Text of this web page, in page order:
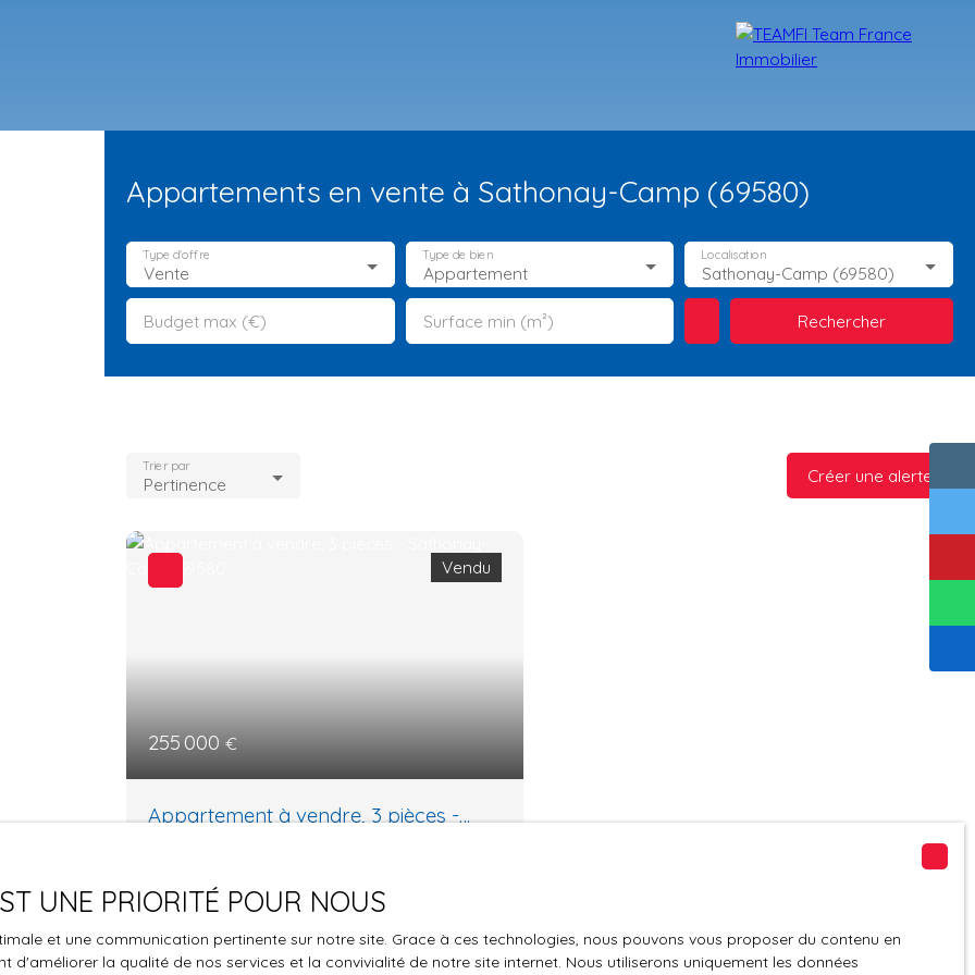
ESTIMATION VENDRE LA TEAM RECRUTEMENT TÉMOIGNAGES NOS FORMATIONS BLOG CONTACT
Appartements en vente à Sathonay-Camp (69580)
Vente
Type d'offre
Appartement
Type de bien
Sathonay-Camp (69580)
Localisation
Budget max (€) Surface min (m²) Rechercher
Pertinence
Trier par Créer une alerte
255 000 €
Vendu
Appartement à vendre, 3 pièces -
Sathonay-Camp 69580
PROCHE DE LYONÀ vendre : à Sathonay-
Camp (69580) découvrez cet appartement
UNE PRIORITÉ POUR NOUS
et une communication pertinente sur notre site. Grace à ces technologies, nous pouvons vous proposer du contenu en
la qualité de nos services et la convivialité de notre site internet. Nous utiliserons uniquement les données